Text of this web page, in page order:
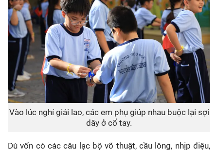
Vào lúc nghỉ giải lao, các em phụ giúp nhau buộc lại sợi
dây ở cổ tay.
Dù vốn có các câu lạc bộ võ thuật, cầu lông, nhịp điệu,